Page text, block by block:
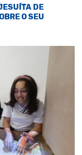
DE
O SEU